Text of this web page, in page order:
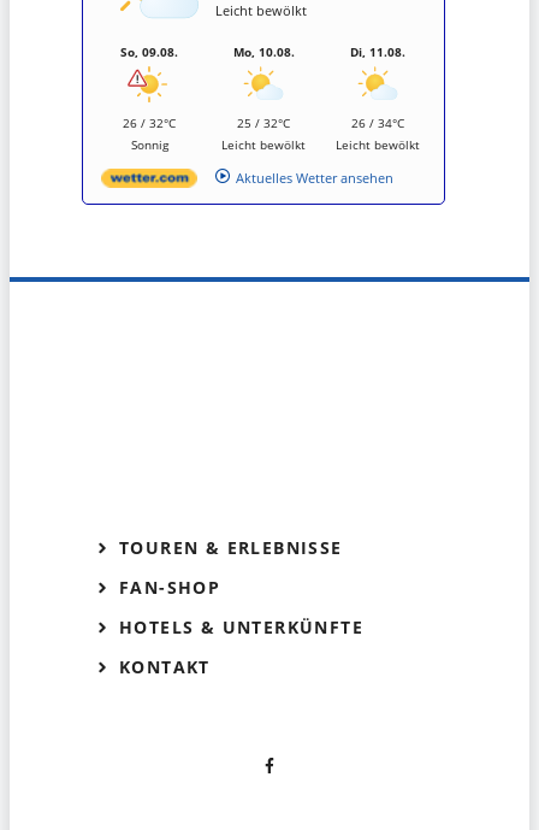
Leicht bewölkt
So, 09.08.
26 / 32°C
Sonnig
Mo, 10.08.
25 / 32°C
Leicht bewölkt
Di, 11.08.
26 / 34°C
Leicht bewölkt
Aktuelles Wetter ansehen
TOUREN & ERLEBNISSE
FAN-SHOP
HOTELS & UNTERKÜNFTE
KONTAKT